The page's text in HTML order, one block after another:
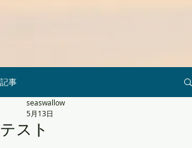
記事
テスト
seaswallow
5月13日